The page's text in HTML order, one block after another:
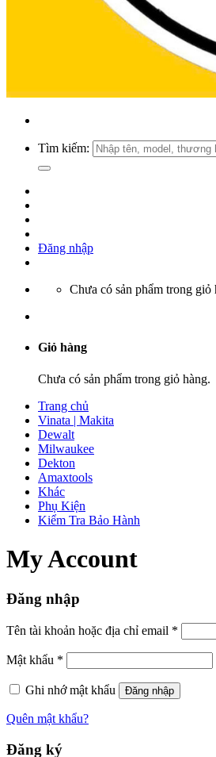
Tìm kiếm:
Đăng nhập
Chưa có sản phẩm trong giỏ
Giỏ hàng
Chưa có sản phẩm trong giỏ hàng.
Trang chủ
Vinata | Makita
Dewalt
Milwaukee
Dekton
Amaxtools
Khác
Phụ Kiện
Kiểm Tra Bảo Hành
My Account
Đăng nhập
Tên tài khoản hoặc địa chỉ email *
Mật khẩu *
Ghi nhớ mật khẩu Đăng nhập
Quên mật khẩu?
Đăng ký